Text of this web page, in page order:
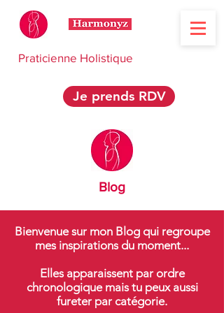
Je prends RDV
Praticienne Holistique
Blog
Bienvenue sur mon Blog qui regroupe
mes inspirations du moment...
Elles apparaissent par ordre
chronologique mais tu peux aussi
fureter par catégorie.